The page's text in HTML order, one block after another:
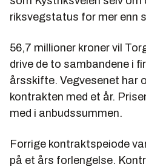
riksvegstatus for mer enn
56,7 millioner kroner vil
drive de to sambandene i
årsskifte. Vegvesenet har
kontrakten med et år.
med i anbudssummen.
Forrige kontraktspeiode
på et års forlengelse.